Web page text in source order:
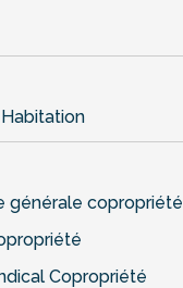
générale copropriété
Copropriété